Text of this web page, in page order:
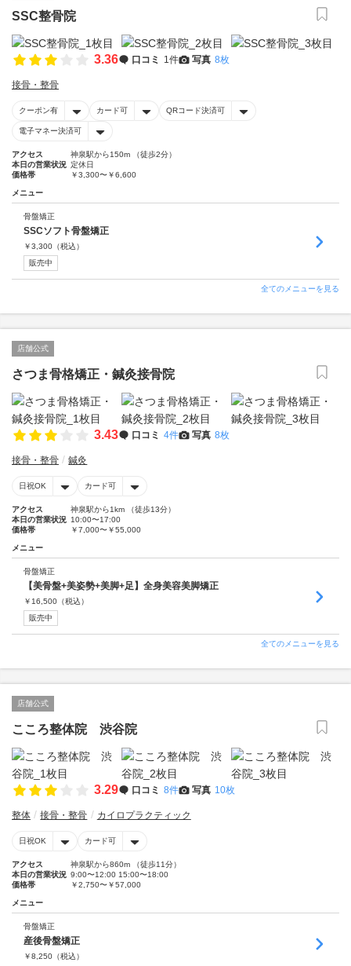
SSC整骨院
3.36 口コミ 1件 写真 8枚
接骨・整骨
クーポン有 カード可 QRコード決済可
電子マネー決済可
アクセス
神泉駅から150m （徒歩2分）
本日の営業状況 定休日
価格帯
￥3,300〜￥6,600
メニュー
骨盤矯正
SSCソフト骨盤矯正
￥3,300 （税込）
販売中
全てのメニューを見る
店舗公式
さつま骨格矯正・鍼灸接骨院
3.43 口コミ 4件 写真 8枚
接骨・整骨 鍼灸
日祝OK カード可
アクセス
神泉駅から1km （徒歩13分）
本日の営業状況 10:00〜17:00
価格帯
￥7,000〜￥55,000
メニュー
骨盤矯正
【美骨盤+美姿勢+美脚+足】全身美容美脚矯正
￥ 16,500 （税込）
販売中
全てのメニューを見る
店舗公式
こころ整体院 渋谷院
3.29 口コミ 8件 写真 10枚
整体 接骨・整骨 カイロプラクティック
日祝OK カード可
アクセス
神泉駅から860m （徒歩11分）
本日の営業状況 9:00〜12:00 15:00〜18:00
価格帯
￥2,750〜￥57,000
メニュー
骨盤矯正
産後骨盤矯正
￥8,250 （税込）